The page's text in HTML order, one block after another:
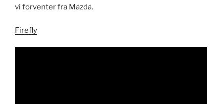
vi forventer fra Mazda.
Firefly